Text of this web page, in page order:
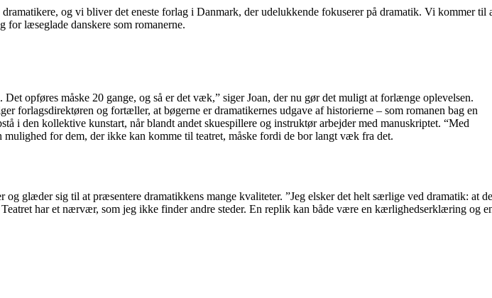
og vi bliver det eneste forlag i Danmark, der udelukkende fokuserer på dramatik. Vi kommer til
for læseglade danskere som romanerne.
opføres måske 20 gange, og så er det væk,” siger Joan, der nu gør det muligt at forlænge oplevelsen.
forlagsdirektøren og fortæller, at bøgerne er dramatikernes udgave af historierne – som romanen bag en
i den kollektive kunstart, når blandt andet skuespillere og instruktør arbejder med manuskriptet. “Med
for dem, der ikke kan komme til teatret, måske fordi de bor langt væk fra det.
glæder sig til at præsentere dramatikkens mange kvaliteter. ”Jeg elsker det helt særlige ved dramatik: at
har et nærvær, som jeg ikke finder andre steder. En replik kan både være en kærlighedserklæring og